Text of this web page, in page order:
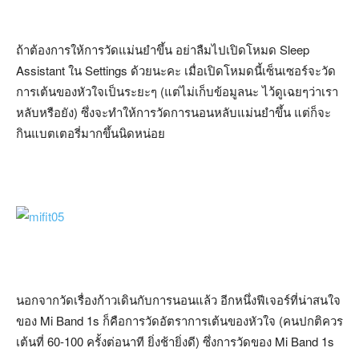
ถ้าต้องการให้การวัดแม่นยำขึ้น อย่าลืมไปเปิดโหมด Sleep
Assistant ใน Settings ด้วยนะคะ เมื่อเปิดโหมดนี้เซ็นเซอร์จะวัด
การเต้นของหัวใจเป็นระยะๆ (แต่ไม่เก็บข้อมูลนะ ไว้ดูเฉยๆว่าเรา
หลับหรือยัง) ซึ่งจะทำให้การวัดการนอนหลับแม่นยำขึ้น แต่ก็จะ
กินแบตเตอรี่มากขึ้นนิดหน่อย
นอกจากวัดเรื่องก้าวเดินกับการนอนแล้ว อีกหนึ่งฟีเจอร์ที่น่าสนใจ
ของ Mi Band 1s ก็คือการวัดอัตราการเต้นของหัวใจ (คนปกติควร
เต้นที่ 60-100 ครั้งต่อนาที ยิ่งช้ายิ่งดี) ซึ่งการวัดของ Mi Band 1s